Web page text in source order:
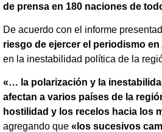
de prensa en 180 naciones de
De acuerdo con el informe
riesgo de ejercer el periodismo
en la inestabilidad política de la
«… la polarización y la
afectan a varios países de la
hostilidad y los recelos hacia los
agregando que «los sucesivos